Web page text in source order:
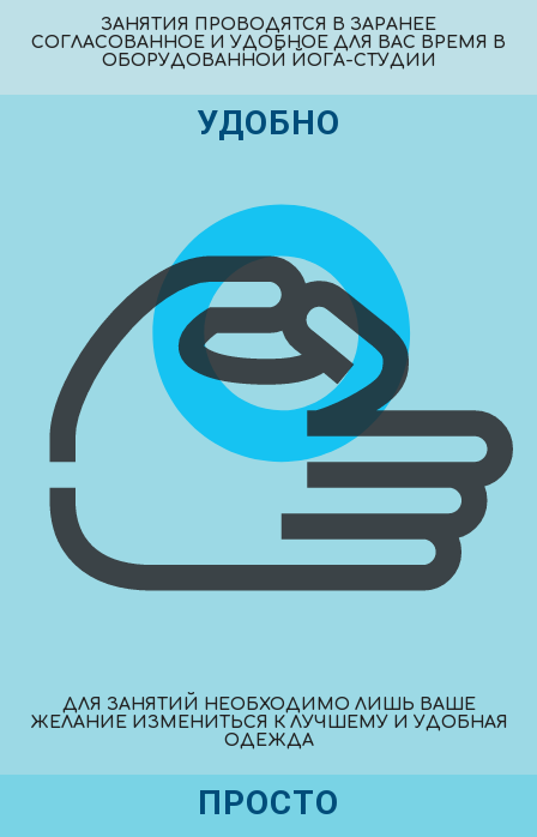
ЗАНЯТИЯ ПРОВОДЯТСЯ В ЗАРАНЕЕ
СОГЛАСОВАННОЕ И УДОБНОЕ ДЛЯ ВАС ВРЕМЯ В
ОБОРУДОВАННОЙ ЙОГА-СТУДИИ
УДОБНО
ДЛЯ ЗАНЯТИЙ НЕОБХОДИМО ЛИШЬ ВАШЕ
ЖЕЛАНИЕ ИЗМЕНИТЬСЯ К ЛУЧШЕМУ И УДОБНАЯ
ОДЕЖДА
ПРОСТО